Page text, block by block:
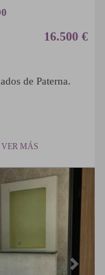
16.500 €
de Paterna.
VER MÁS